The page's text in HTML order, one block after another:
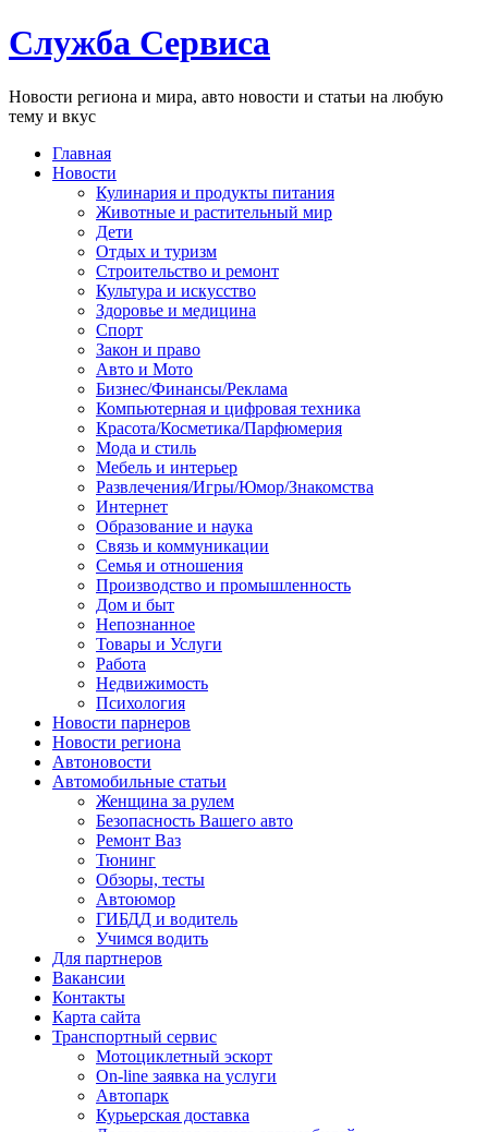
Служба Сервиса
Новости региона и мира, авто новости и статьи на любую
тему и вкус
Главная
Новости
Кулинария и продукты питания
Животные и растительный мир
Дети
Отдых и туризм
Строительство и ремонт
Культура и искусство
Здоровье и медицина
Спорт
Закон и право
Авто и Мото
Бизнес/Финансы/Реклама
Компьютерная и цифровая техника
Красота/Косметика/Парфюмерия
Мода и стиль
Мебель и интерьер
Развлечения/Игры/Юмор/Знакомства
Интернет
Образование и наука
Связь и коммуникации
Семья и отношения
Производство и промышленность
Дом и быт
Непознанное
Товары и Услуги
Работа
Недвижимость
Психология
Новости парнеров
Новости региона
Автоновости
Автомобильные статьи
Женщина за рулем
Безопасность Вашего авто
Ремонт Ваз
Тюнинг
Обзоры, тесты
Автоюмор
ГИБДД и водитель
Учимся водить
Для партнеров
Вакансии
Контакты
Карта сайта
Транспортный сервис
Мотоциклетный эскорт
On-line заявка на услуги
Автопарк
Курьерская доставка